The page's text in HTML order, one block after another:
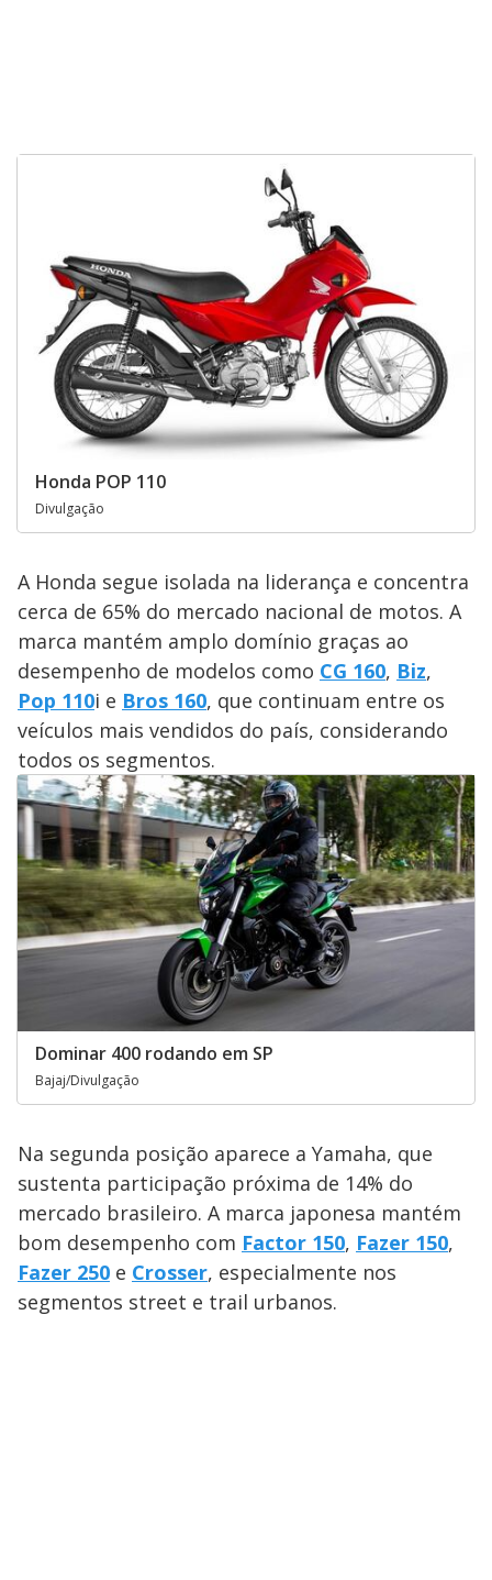
Honda POP 110
Divulgação
A Honda segue isolada na liderança e concentra
cerca de 65% do mercado nacional de motos. A
marca mantém amplo domínio graças ao
desempenho de modelos como CG 160, Biz,
Pop 110i e Bros 160, que continuam entre os
veículos mais vendidos do país, considerando
todos os segmentos.
Dominar 400 rodando em SP
Bajaj/Divulgação
Na segunda posição aparece a Yamaha, que
sustenta participação próxima de 14% do
mercado brasileiro. A marca japonesa mantém
bom desempenho com Factor 150, Fazer 150,
Fazer 250 e Crosser, especialmente nos
segmentos street e trail urbanos.